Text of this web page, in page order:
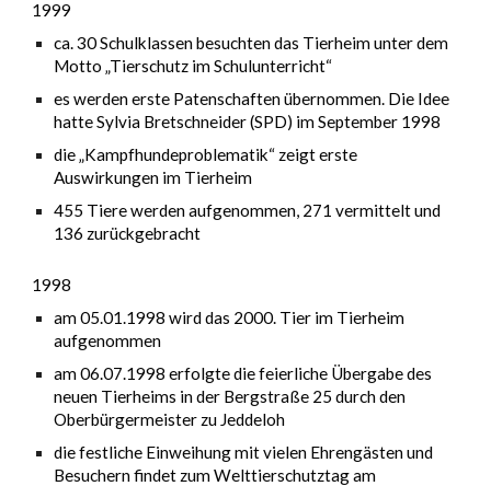
1999
ca. 30 Schulklassen besuchten das Tierheim unter dem
Motto „Tierschutz im Schulunterricht“
es werden erste Patenschaften übernommen. Die Idee
hatte Sylvia Bretschneider (SPD) im September 1998
die „Kampfhundeproblematik“ zeigt erste
Auswirkungen im Tierheim
455 Tiere werden aufgenommen, 271 vermittelt und
136 zurückgebracht
1998
am 05.01.1998 wird das 2000. Tier im Tierheim
aufgenommen
am 06.07.1998 erfolgte die feierliche Übergabe des
neuen Tierheims in der Bergstraße 25 durch den
Oberbürgermeister zu Jeddeloh
die festliche Einweihung mit vielen Ehrengästen und
Besuchern findet zum Welttierschutztag am